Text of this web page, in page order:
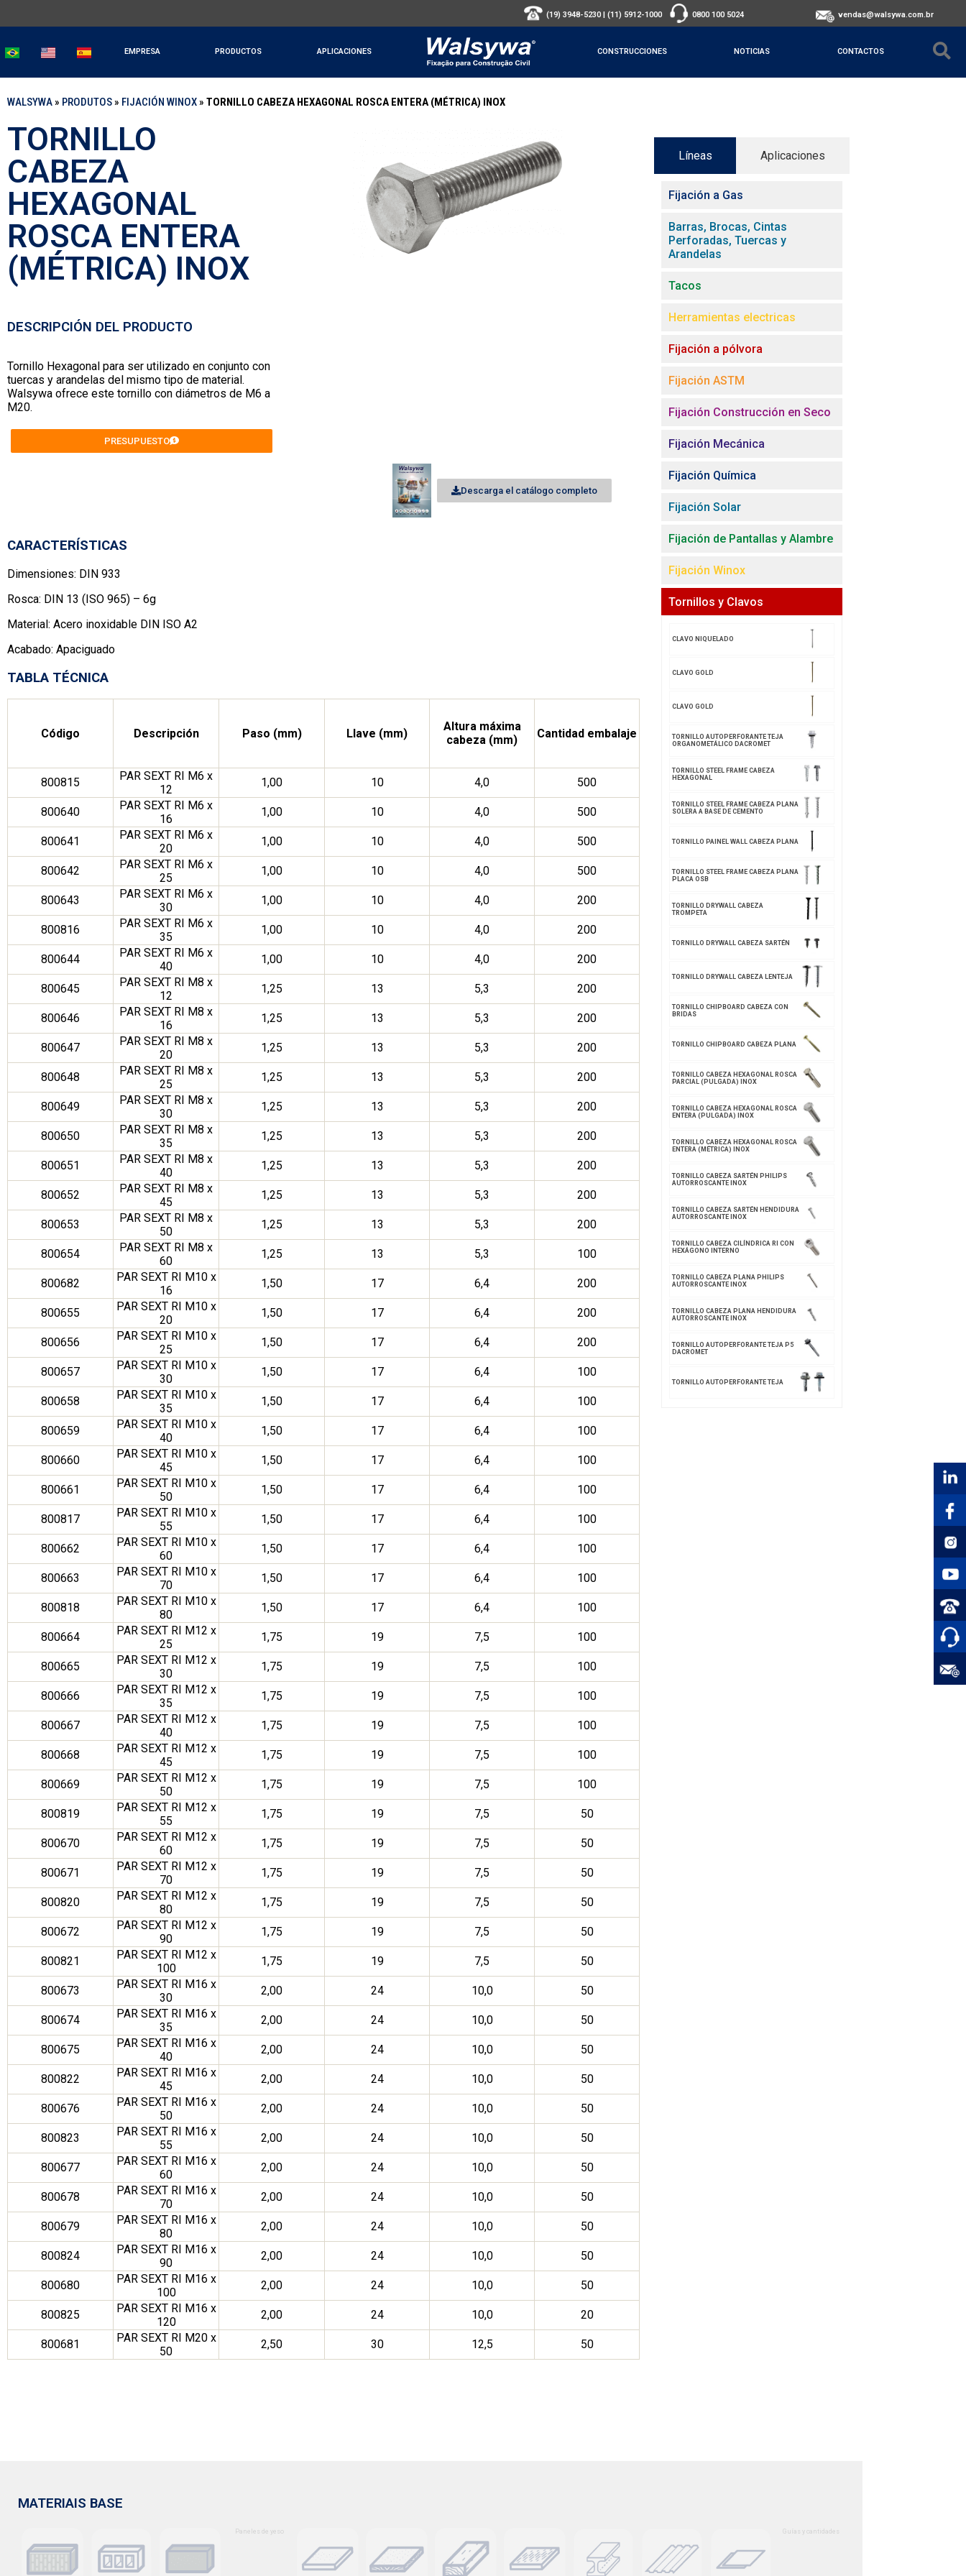
(19) 3948-5230 |(11) 5912-1000 0800 100 5024 vendas@walsywa.com.br
EMPRESA PRODUCTOS APLICACIONES CONSTRUCCIONES NOTICIAS CONTACTOS
WALSYWA» PRODUTOS» FIJACIÓN WINOX» TORNILLO CABEZA HEXAGONAL ROSCA ENTERA (MÉTRICA) INOX
TORNILLO
CABEZA
HEXAGONAL
ROSCA ENTERA
(MÉTRICA) INOX
DESCRIPCIÓN DEL PRODUCTO
Tornillo Hexagonal para ser utilizado en conjunto con
tuercas y arandelas del mismo tipo de material.
Walsywa ofrece este tornillo con diámetros de M6 a
M20.
PRESUPUESTO
Descarga el catálogo completo
CARACTERÍSTICAS
Dimensiones: DIN 933
Rosca: DIN 13 (ISO 965) – 6g
Material: Acero inoxidable DIN ISO A2
Acabado: Apaciguado
TABLA TÉCNICA
Código Descripción Paso (mm) Llave (mm)
Altura máxima
cabeza (mm)
Cantidad embalaje
800815
PAR SEXT RI M6 x
12
1,00 10 4,0 500
800640
PAR SEXT RI M6 x
16
1,00 10 4,0 500
800641
PAR SEXT RI M6 x
20
1,00 10 4,0 500
800642
PAR SEXT RI M6 x
25
1,00 10 4,0 500
800643
PAR SEXT RI M6 x
30
1,00 10 4,0 200
800816
PAR SEXT RI M6 x
35
1,00 10 4,0 200
800644
PAR SEXT RI M6 x
40
1,00 10 4,0 200
800645
PAR SEXT RI M8 x
12
1,25 13 5,3 200
800646
PAR SEXT RI M8 x
16
1,25 13 5,3 200
800647
PAR SEXT RI M8 x
20
1,25 13 5,3 200
800648
PAR SEXT RI M8 x
25
1,25 13 5,3 200
800649
PAR SEXT RI M8 x
30
1,25 13 5,3 200
800650
PAR SEXT RI M8 x
35
1,25 13 5,3 200
800651
PAR SEXT RI M8 x
40
1,25 13 5,3 200
800652
PAR SEXT RI M8 x
45
1,25 13 5,3 200
800653
PAR SEXT RI M8 x
50
1,25 13 5,3 200
800654
PAR SEXT RI M8 x
60
1,25 13 5,3 100
800682
PAR SEXT RI M10 x
16
1,50 17 6,4 200
800655
PAR SEXT RI M10 x
20
1,50 17 6,4 200
800656
PAR SEXT RI M10 x
25
1,50 17 6,4 200
800657
PAR SEXT RI M10 x
30
1,50 17 6,4 100
800658
PAR SEXT RI M10 x
35
1,50 17 6,4 100
800659
PAR SEXT RI M10 x
40
1,50 17 6,4 100
800660
PAR SEXT RI M10 x
45
1,50 17 6,4 100
800661
PAR SEXT RI M10 x
50
1,50 17 6,4 100
800817
PAR SEXT RI M10 x
55
1,50 17 6,4 100
800662
PAR SEXT RI M10 x
60
1,50 17 6,4 100
800663
PAR SEXT RI M10 x
70
1,50 17 6,4 100
800818
PAR SEXT RI M10 x
80
1,50 17 6,4 100
800664
PAR SEXT RI M12 x
25
1,75 19 7,5 100
800665
PAR SEXT RI M12 x
30
1,75 19 7,5 100
800666
PAR SEXT RI M12 x
35
1,75 19 7,5 100
800667
PAR SEXT RI M12 x
40
1,75 19 7,5 100
800668
PAR SEXT RI M12 x
45
1,75 19 7,5 100
800669
PAR SEXT RI M12 x
50
1,75 19 7,5 100
800819
PAR SEXT RI M12 x
55
1,75 19 7,5 50
800670
PAR SEXT RI M12 x
60
1,75 19 7,5 50
800671
PAR SEXT RI M12 x
70
1,75 19 7,5 50
800820
PAR SEXT RI M12 x
80
1,75 19 7,5 50
800672
PAR SEXT RI M12 x
90
1,75 19 7,5 50
800821
PAR SEXT RI M12 x
100
1,75 19 7,5 50
800673
PAR SEXT RI M16 x
30
2,00 24 10,0 50
800674
PAR SEXT RI M16 x
35
2,00 24 10,0 50
800675
PAR SEXT RI M16 x
40
2,00 24 10,0 50
800822
PAR SEXT RI M16 x
45
2,00 24 10,0 50
800676
PAR SEXT RI M16 x
50
2,00 24 10,0 50
800823
PAR SEXT RI M16 x
55
2,00 24 10,0 50
800677
PAR SEXT RI M16 x
60
2,00 24 10,0 50
800678
PAR SEXT RI M16 x
70
2,00 24 10,0 50
800679
PAR SEXT RI M16 x
80
2,00 24 10,0 50
800824
PAR SEXT RI M16 x
90
2,00 24 10,0 50
800680
PAR SEXT RI M16 x
100
2,00 24 10,0 50
800825
PAR SEXT RI M16 x
120
2,00 24 10,0 20
800681
PAR SEXT RI M20 x
50
2,50 30 12,5 50
Líneas Aplicaciones
Fijación a Gas
Barras, Brocas, Cintas
Perforadas, Tuercas y
Arandelas
Tacos
Herramientas electricas
Fijación a pólvora
Fijación ASTM
Fijación Construcción en Seco
Fijación Mecánica
Fijación Química
Fijación Solar
Fijación de Pantallas y Alambre
Fijación Winox
Tornillos y Clavos
CLAVO NIQUELADO
CLAVO GOLD
CLAVO GOLD
TORNILLO AUTOPERFORANTE TEJA
ORGANOMETÁLICO DACROMET
TORNILLO STEEL FRAME CABEZA
HEXAGONAL
TORNILLO STEEL FRAME CABEZA PLANA
SOLERA A BASE DE CEMENTO
TORNILLO PAINEL WALL CABEZA PLANA
TORNILLO STEEL FRAME CABEZA PLANA
PLACA OSB
TORNILLO DRYWALL CABEZA
TROMPETA
TORNILLO DRYWALL CABEZA SARTÉN
TORNILLO DRYWALL CABEZA LENTEJA
TORNILLO CHIPBOARD CABEZA CON
BRIDAS
TORNILLO CHIPBOARD CABEZA PLANA
TORNILLO CABEZA HEXAGONAL ROSCA
PARCIAL (PULGADA) INOX
TORNILLO CABEZA HEXAGONAL ROSCA
ENTERA (PULGADA) INOX
TORNILLO CABEZA HEXAGONAL ROSCA
ENTERA (MÉTRICA) INOX
TORNILLO CABEZA SARTÉN PHILIPS
AUTORROSCANTE INOX
TORNILLO CABEZA SARTÉN HENDIDURA
AUTORROSCANTE INOX
TORNILLO CABEZA CILÍNDRICA RI CON
HEXÁGONO INTERNO
TORNILLO CABEZA PLANA PHILIPS
AUTORROSCANTE INOX
TORNILLO CABEZA PLANA HENDIDURA
AUTORROSCANTE INOX
TORNILLO AUTOPERFORANTE TEJA P5
DACROMET
TORNILLO AUTOPERFORANTE TEJA
MATERIAIS BASE
Paneles de yeso Guías y cantidades